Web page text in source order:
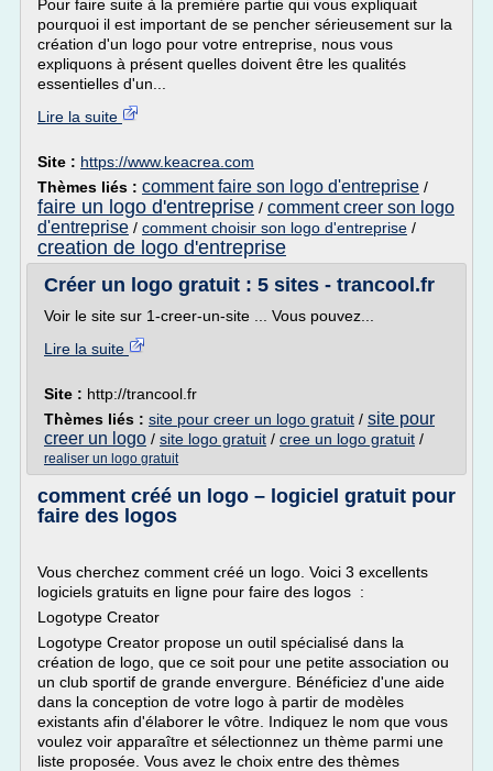
Pour faire suite à la première partie qui vous expliquait
pourquoi il est important de se pencher sérieusement sur la
création d'un logo pour votre entreprise, nous vous
expliquons à présent quelles doivent être les qualités
essentielles d'un...
Lire la suite
Site : https://www.keacrea.com
Thèmes liés : comment faire son logo d'entreprise /
faire un logo d'entreprise / comment creer son logo
d'entreprise / comment choisir son logo d'entreprise /
creation de logo d'entreprise
Créer un logo gratuit : 5 sites - trancool.fr
Voir le site sur 1-creer-un-site ... Vous pouvez...
Lire la suite
Site : http://trancool.fr
Thèmes liés : site pour creer un logo gratuit / site pour
creer un logo / site logo gratuit / cree un logo gratuit /
realiser un logo gratuit
comment créé un logo – logiciel gratuit pour
faire des logos
Vous cherchez comment créé un logo. Voici 3 excellents
logiciels gratuits en ligne pour faire des logos :
Logotype Creator
Logotype Creator propose un outil spécialisé dans la
création de logo, que ce soit pour une petite association ou
un club sportif de grande envergure. Bénéficiez d'une aide
dans la conception de votre logo à partir de modèles
existants afin d'élaborer le vôtre. Indiquez le nom que vous
voulez voir apparaître et sélectionnez un thème parmi une
liste proposée. Vous avez le choix entre des thèmes